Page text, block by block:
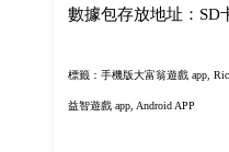
數據包存放地址：SD
標籤：手機版大富翁遊戲 app,
益智遊戲 app, Android APP